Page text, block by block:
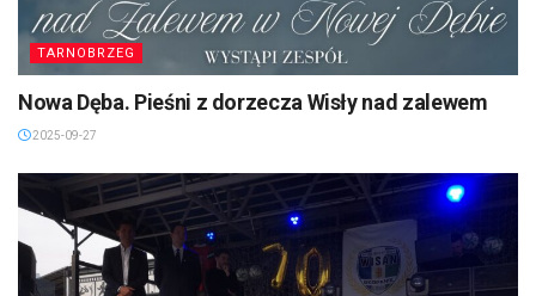
TARNOBRZEG
Nowa Dęba. Pieśni z dorzecza Wisły nad zalewem
2025-09-27